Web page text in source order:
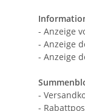
- Anzeige
- Anzeige
- Anzeige
-
-